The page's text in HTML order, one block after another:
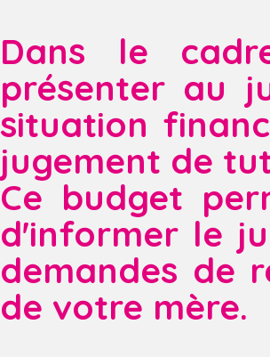
Dans le
présenter au
situation
jugement de
Ce budget
d'informer le
demandes de
de votre mère.